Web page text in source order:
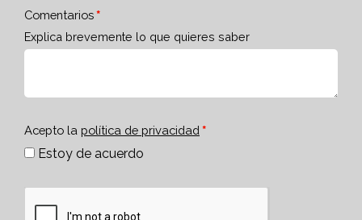
Comentarios
Explica brevemente lo que quieres saber
Acepto la política de privacidad
Estoy de acuerdo